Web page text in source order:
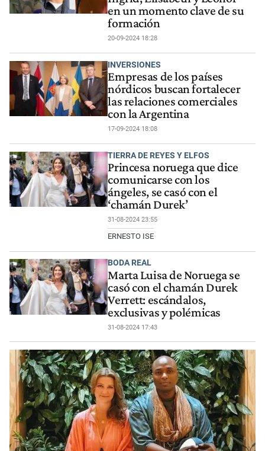
en un momento clave de su
formación
20-09-2024 18:28
INVERSIONES
Empresas de los países
nórdicos buscan fortalecer
las relaciones comerciales
con la Argentina
17-09-2024 18:08
TIERRA DE REYES Y ELFOS
Princesa noruega que dice
comunicarse con los
ángeles, se casó con el
‘chamán Durek’
31-08-2024 23:55
ERNESTO ISE
BODA REAL
Marta Luisa de Noruega se
casó con el chamán Durek
Verrett: escándalos,
exclusivas y polémicas
31-08-2024 17:43